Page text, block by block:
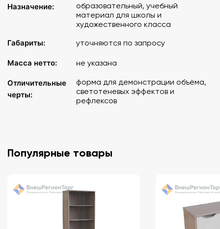
Назначение:
образовательный, учебный
материал для школы и
художественного класса
Габариты:
уточняются по запросу
Масса нетто: не указана
Отличительные
черты:
форма для демонстрации объёма,
светотеневых эффектов и
рефлексов
Популярные товары